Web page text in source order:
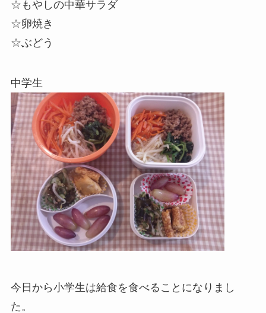
☆もやしの中華サラダ
☆卵焼き
☆ぶどう
中学生
今日から小学生は給食を食べることになりまし
た。